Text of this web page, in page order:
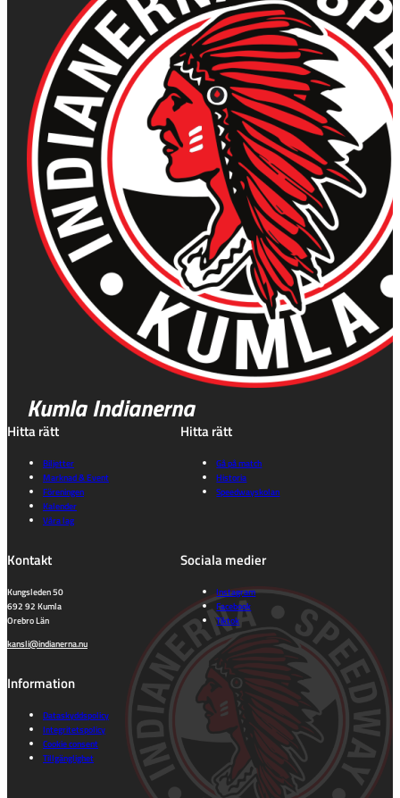
Kumla Indianerna
Hitta rätt
Biljetter
Marknad & Event
Föreningen
Kalender
Våra lag
Hitta rätt
Gå på match
Historia
Speedwayskolan
Kontakt
Kungsleden 50
692 92 Kumla
Orebro Län
kansli@indianerna.nu
Sociala medier
Instagram
Facebook
Tiktok
Information
Dataskyddspolicy
Integritetspolicy
Cookie consent
Tillgänglighet